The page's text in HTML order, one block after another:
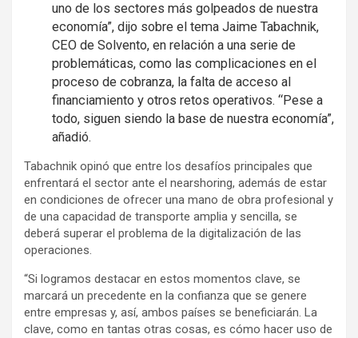
uno de los sectores más golpeados de nuestra
economía”, dijo sobre el tema Jaime Tabachnik,
CEO de Solvento, en relación a una serie de
problemáticas, como las complicaciones en el
proceso de cobranza, la falta de acceso al
financiamiento y otros retos operativos. “Pese a
todo, siguen siendo la base de nuestra economía”,
añadió.
Tabachnik opinó que entre los desafíos principales que
enfrentará el sector ante el nearshoring, además de estar
en condiciones de ofrecer una mano de obra profesional y
de una capacidad de transporte amplia y sencilla, se
deberá superar el problema de la digitalización de las
operaciones.
“Si logramos destacar en estos momentos clave, se
marcará un precedente en la confianza que se genere
entre empresas y, así, ambos países se beneficiarán. La
clave, como en tantas otras cosas, es cómo hacer uso de